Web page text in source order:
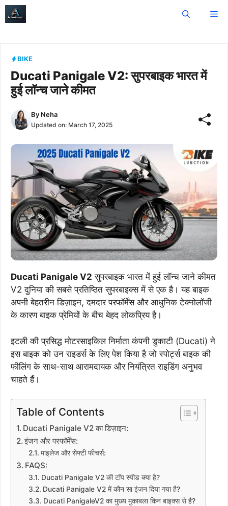
Skip
BIKE
Ducati Panigale V2: सुपरबाइक भारत में
हुई लॉन्च जाने कीमत
By Neha
Updated on: March 17, 2025
Ducati Panigale V2 सुपरबाइक भारत में हुई लॉन्च जाने कीमत
V2 दुनिया की सबसे प्रतिष्ठित सुपरबाइक्स में से एक है। यह बाइक
अपनी बेहतरीन डिज़ाइन, दमदार परफॉर्मेंस और आधुनिक टेक्नोलॉजी
के कारण बाइक प्रेमियों के बीच बेहद लोकप्रिय है।
इटली की प्रसिद्ध मोटरसाइकिल निर्माता कंपनी डुकाटी (Ducati) ने
इस बाइक को उन राइडर्स के लिए पेश किया है जो स्पोर्ट्स बाइक की
फीलिंग के साथ-साथ आरामदायक और नियंत्रित राइडिंग अनुभव
चाहते हैं।
Table of Contents
Ducati Panigale V2 का डिज़ाइन:
इंजन और परफॉर्मेंस:
माइलेज और सेफ्टी फीचर्स:
FAQS:
Ducati Panigale V2 की टॉप स्पीड क्या है?
Ducati Panigale V2 में कौन सा इंजन दिया गया है?
Ducati PanigaleV2 का मुख्य मुकाबला किन बाइक्स से है?